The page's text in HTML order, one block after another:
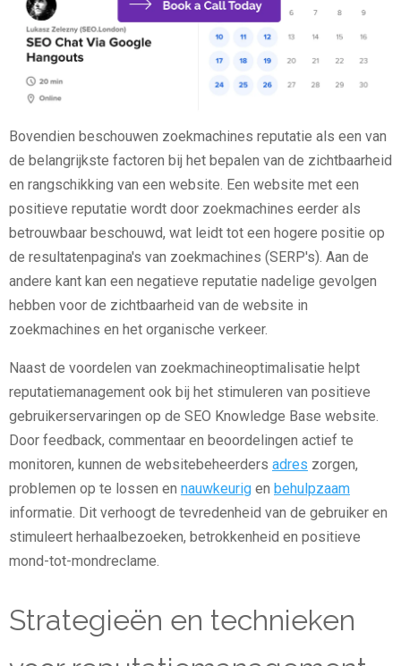
Bovendien beschouwen zoekmachines reputatie als een van
de belangrijkste factoren bij het bepalen van de zichtbaarheid
en rangschikking van een website. Een website met een
positieve reputatie wordt door zoekmachines eerder als
betrouwbaar beschouwd, wat leidt tot een hogere positie op
de resultatenpagina's van zoekmachines (SERP's). Aan de
andere kant kan een negatieve reputatie nadelige gevolgen
hebben voor de zichtbaarheid van de website in
zoekmachines en het organische verkeer.
Naast de voordelen van zoekmachineoptimalisatie helpt
reputatiemanagement ook bij het stimuleren van positieve
gebruikerservaringen op de SEO Knowledge Base website.
Door feedback, commentaar en beoordelingen actief te
monitoren, kunnen de websitebeheerders adres zorgen,
problemen op te lossen en nauwkeurig en behulpzaam
informatie. Dit verhoogt de tevredenheid van de gebruiker en
stimuleert herhaalbezoeken, betrokkenheid en positieve
mond-tot-mondreclame.
Strategieën en technieken